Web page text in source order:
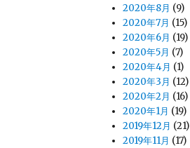
2020年8月 (9)
2020年7月 (15)
2020年6月 (19)
2020年5月 (7)
2020年4月 (1)
2020年3月 (12)
2020年2月 (16)
2020年1月 (19)
2019年12月 (21)
2019年11月 (17)